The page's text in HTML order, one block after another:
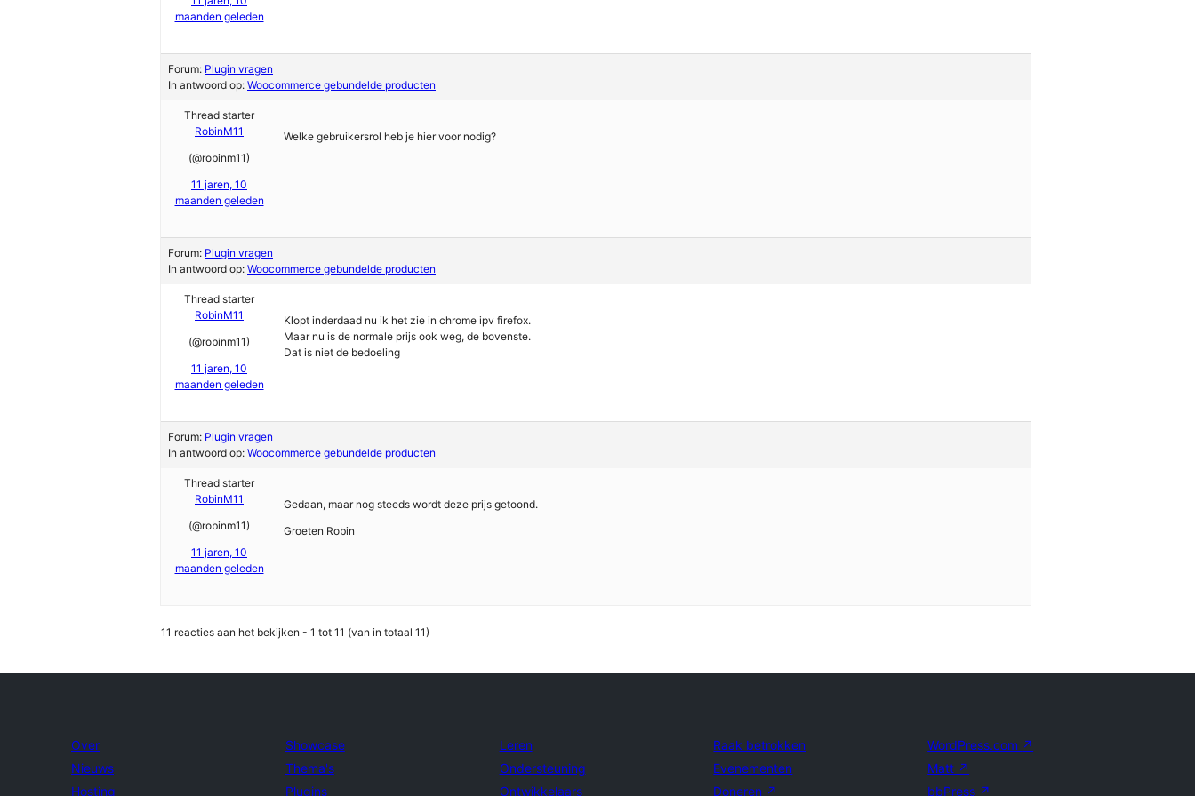
maanden geleden
Forum: Plugin vragen
In antwoord op: Woocommerce gebundelde producten
Thread starter
RobinM11
(@robinm11)
11 jaren, 10
maanden geleden
Welke gebruikersrol heb je hier voor nodig?
Forum: Plugin vragen
In antwoord op: Woocommerce gebundelde producten
Thread starter
RobinM11
(@robinm11)
11 jaren, 10
maanden geleden
Klopt inderdaad nu ik het zie in chrome ipv firefox.
Maar nu is de normale prijs ook weg, de bovenste.
Dat is niet de bedoeling
Forum: Plugin vragen
In antwoord op: Woocommerce gebundelde producten
Thread starter
RobinM11
(@robinm11)
11 jaren, 10
maanden geleden
Gedaan, maar nog steeds wordt deze prijs getoond.
Groeten Robin
11 reacties aan het bekijken - 1 tot 11 (van in totaal 11)
Over
Nieuws
Hosting
Showcase
Thema's
Plugins
Leren
Ondersteuning
Ontwikkelaars
Raak betrokken
Evenementen
Doneren ↗
WordPress.com ↗
Matt ↗
bbPress ↗